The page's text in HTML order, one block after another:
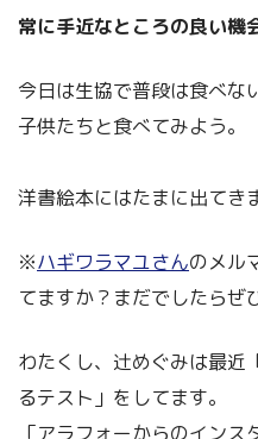
常に手近なところの良い機
今日は生協で普段は食べな
子供たちと食べてみよう。
洋書絵本にはたまに出てき
※ハギワラマユさんのメル
てますか？まだでしたらぜ
わたくし、辻めぐみは最近
るテスト」をしてます。
「アラフォーからのイン